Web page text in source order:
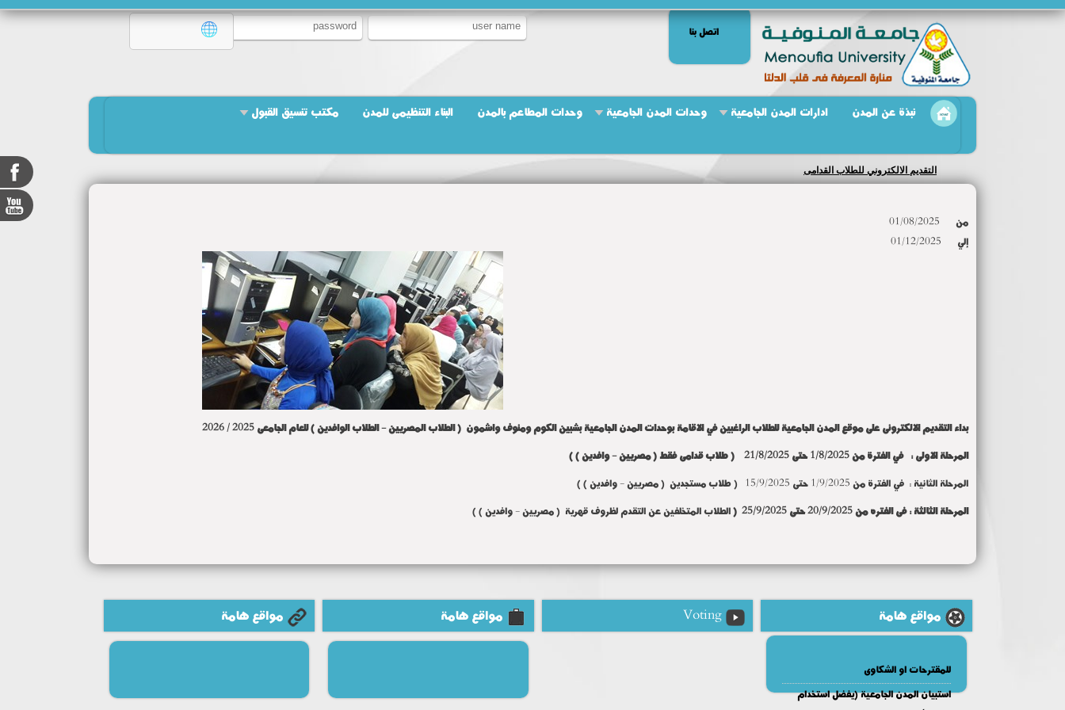
اتصل بنا
نبذة عن المدن ادارات المدن الجامعية وحدات المدن الجامعية وحدات المطاعم بالمدن البناء التنظيمى للمدن مكتب تنسيق القبول
التقديم الالكتروني للطلاب القدامى
من
01/08/2025
إلي
01/12/2025
بداء التقديم الالكترونى على موقع المدن الجامعية للطلاب الراغبين في الاقامة بوحدات المدن الجامعية بشبين الكوم ومنوف واشمون ( الطلاب المصريين - الطلاب الوافدين ) للعام الجامعى 2025 / 2026
المرحلة الاولى : في الفترة من 1/8/2025 حتى 21/8/2025 ( طلاب قدامى فقط ( مصريين - وافدين ) )
المرحلة الثانية : في الفترة من 1/9/2025 حتى 15/9/2025 ( طلاب مستجدين ( مصريين - وافدين ) )
المرحلة الثالثة : فى الفتره من 20/9/2025 حتى 25/9/2025 (
الطلاب المتخلفين عن التقدم لظروف قهرية ( مصريين - وافدين ))
مواقع هامة
للمقترحات او الشكاوى
استبيان المدن الجامعية (يفضل استخدام
Voting مواقع هامة مواقع هامة